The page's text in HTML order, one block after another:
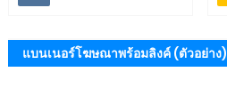
แบนเนอร์โฆษณาพร้อมลิงค์ (ตัวอย่าง)